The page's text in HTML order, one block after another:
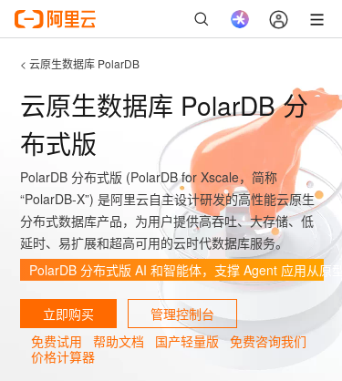
< 云原生数据库 PolarDB
云原生数据库 PolarDB 分
布式版
PolarDB 分布式版 (PolarDB for Xscale，简称
“PolarDB-X”) 是阿里云自主设计研发的高性能云原生
分布式数据库产品，为用户提供高吞吐、大存储、低
延时、易扩展和超高可用的云时代数据库服务。
PolarDB 分布式版 AI 和智能体，支撑 Agent 应用从原
立即购买
管理控制台
免费试用
帮助文档 国产轻量版 免费咨询我们
价格计算器